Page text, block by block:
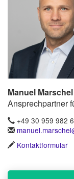
Manuel Marschel
Ansprechpartner
+49 30 959 982
Kontaktformular